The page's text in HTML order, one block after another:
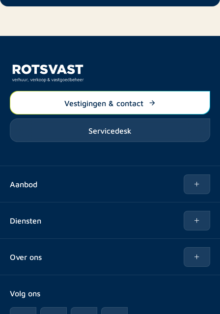
Vestigingen & contact
Servicedesk
Aanbod
Diensten
Vastgoedbeheer
Over ons
Veelgestelde vragen
Volg ons